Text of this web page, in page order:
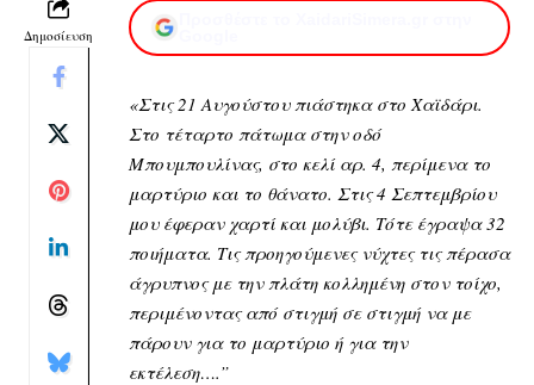
Δημοσίευση
«Στις 21 Αυγούστου πιάστηκα στο Χαϊδάρι.
Στο τέταρτο πάτωμα στην οδό
Μπουμπουλίνας, στο κελί αρ. 4, περίμενα το
μαρτύριο και το θάνατο. Στις 4 Σεπτεμβρίου
μου έφεραν χαρτί και μολύβι. Τότε έγραψα 32
ποιήματα. Τις προηγούμενες νύχτες τις πέρασα
άγρυπνος με την πλάτη κολλημένη στον τοίχο,
περιμένοντας από στιγμή σε στιγμή να με
πάρουν για το μαρτύριο ή για την
εκτέλεση….”